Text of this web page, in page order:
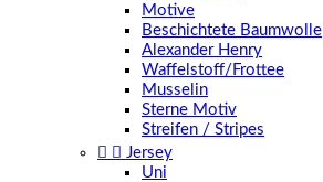
Motive
Beschichtete Baumwolle
Alexander Henry
Waffelstoff/Frottee
Musselin
Sterne Motiv
Streifen / Stripes
  Jersey
Uni